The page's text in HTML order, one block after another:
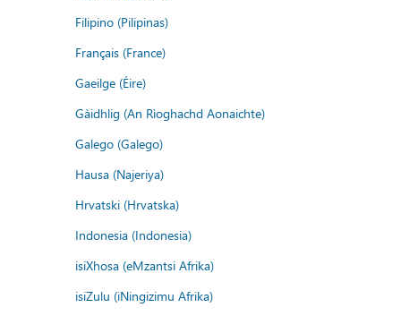
Filipino (Pilipinas)
Français (France)
Gaeilge (Éire)
Gàidhlig (An Rìoghachd Aonaichte)
Galego (Galego)
Hausa (Najeriya)
Hrvatski (Hrvatska)
Indonesia (Indonesia)
isiXhosa (eMzantsi Afrika)
isiZulu (iNingizimu Afrika)